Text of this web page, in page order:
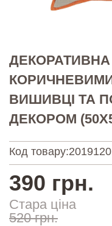
ВИШИВЦІ ТА
ДЕКОРОМ
Код товару:
390 грн.
Стара ціна
520 грн.